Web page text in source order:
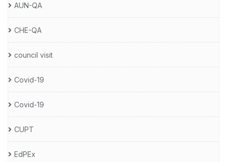
AUN-QA
CHE-QA
council visit
Covid-19
Covid-19
CUPT
EdPEx